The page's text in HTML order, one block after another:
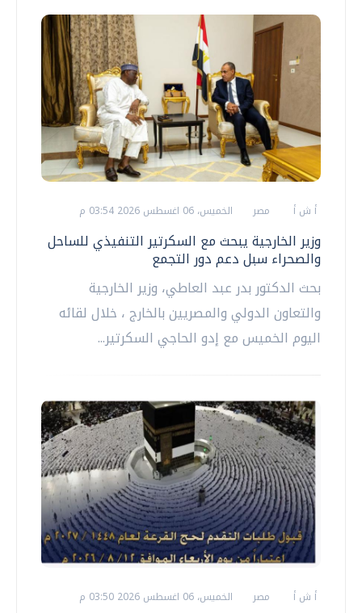
أ ش أ مصر الخميس، 06 اغسطس 2026 03:54 م
وزير الخارجية يبحث مع السكرتير التنفيذي للساحل
والصحراء سبل دعم دور التجمع
بحث الدكتور بدر عبد العاطي، وزير الخارجية
والتعاون الدولي والمصريين بالخارج ، خلال لقائه
اليوم الخميس مع إدو الحاجي السكرتير...
أ ش أ مصر الخميس، 06 اغسطس 2026 03:50 م